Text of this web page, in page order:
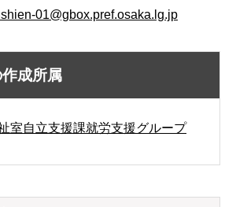
01@gbox.pref.osaka.lg.jp
成所属
室自立支援課就労支援グループ